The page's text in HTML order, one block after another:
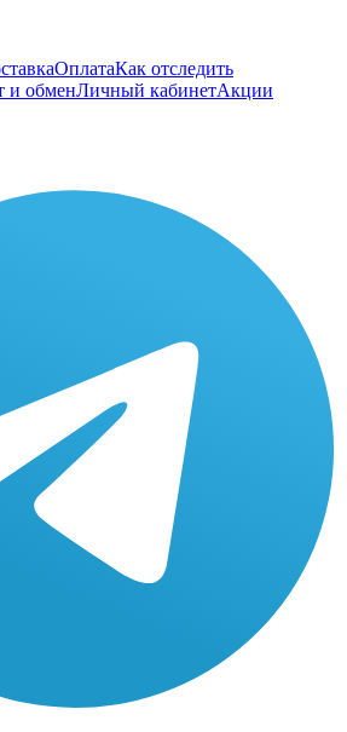
ОплатаКак отследить
и обменЛичный кабинетАкции